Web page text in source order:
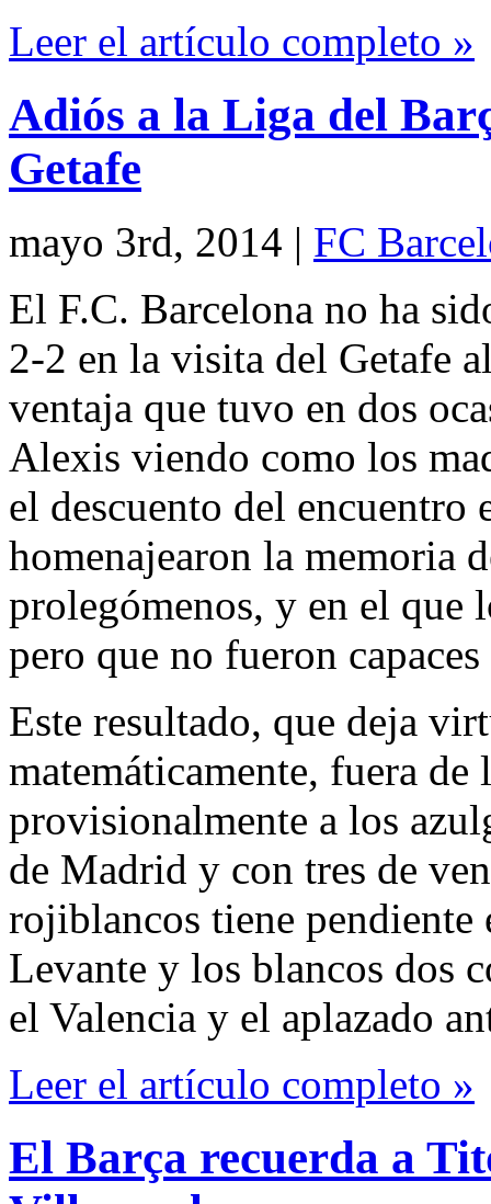
Leer el artículo completo »
Adiós a la Liga del
Getafe
mayo 3rd, 2014 | FC
El F.C. Barcelona no ha
2-2 en la visita del Getafe
ventaja que tuvo en dos
Alexis viendo como los
el descuento del encuentro
homenajearon la memoria
prolegómenos, y en el que
pero que no fueron
Este resultado, que deja
matemáticamente, fuera
provisionalmente a los
de Madrid y con tres de
rojiblancos tiene pendiente
Levante y los blancos dos
el Valencia y el aplazado
Leer el artículo completo »
El Barça recuerda a